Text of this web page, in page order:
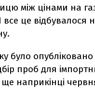
між цінами на
все це відбувалося
було
проб для
наприкінці